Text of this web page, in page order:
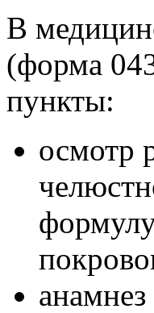
В
(форма
пункты:
осмотр